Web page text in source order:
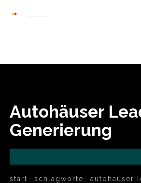
Autohäuser
Generierung
start schlagworte
autohäuser